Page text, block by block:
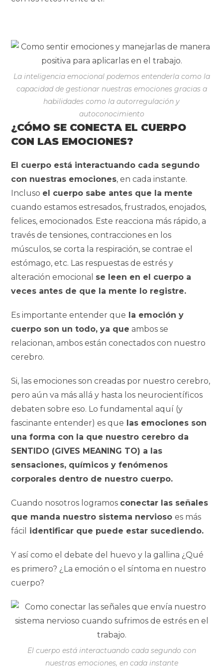
La inteligencia emocional podemos entenderla como la
capacidad de gestionar nuestras emociones gracias a
habilidades como la autorregulación y
autoconocimiento
¿CÓMO SE CONECTA EL CUERPO
CON LAS EMOCIONES?
El cuerpo está interactuando cada segundo
con nuestras emociones, en cada instante.
Incluso el cuerpo sabe antes que la mente
cuando estamos estresados, frustrados, enojados,
felices, emocionados. Este reacciona más rápido, a
través de tensiones, contracciones en los
músculos, se corta la respiración, se contrae el
estómago, etc. Las respuestas de estrés y
alteración emocional se leen en el cuerpo a
veces antes de que la mente lo registre.
Es importante entender que la emoción y
cuerpo son un todo, ya que ambos se
relacionan, ambos están conectados con nuestro
cerebro.
Si, las emociones son creadas por nuestro cerebro,
pero aún va más allá y hasta los neurocientíficos
debaten sobre eso. Lo fundamental aquí (y
fascinante entender) es que las emociones son
una forma con la que nuestro cerebro da
SENTIDO (GIVES MEANING TO) a las
sensaciones, químicos y fenómenos
corporales dentro de nuestro cuerpo.
Cuando nosotros logramos conectar las señales
que manda nuestro sistema nerviosoes más
fácil
identificar que puede estar sucediendo.
Y así como el debate del huevo y la gallina ¿Qué
es primero? ¿La emoción o el síntoma en nuestro
cuerpo?
El cuerpo está interactuando cada segundo con
nuestras emociones, en cada instante